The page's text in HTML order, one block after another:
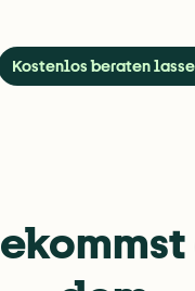
Kostenlos beraten